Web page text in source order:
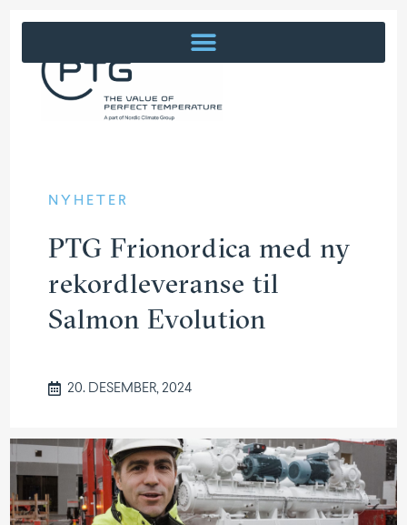
NYHETER
PTG Frionordica med ny
rekordleveranse til
Salmon Evolution
20. DESEMBER, 2024